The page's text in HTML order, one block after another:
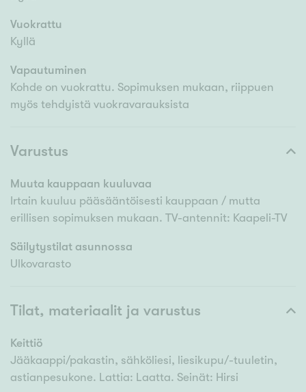
Vuokrattu
Kyllä
Vapautuminen
Kohde on vuokrattu. Sopimuksen mukaan, riippuen
myös tehdyistä vuokravarauksista
Varustus
Muuta kauppaan kuuluvaa
Irtain kuuluu pääsääntöisesti kauppaan / mutta
erillisen sopimuksen mukaan. TV-antennit: Kaapeli-TV
Säilytystilat asunnossa
Ulkovarasto
Tilat, materiaalit ja varustus
Keittiö
Jääkaappi/pakastin, sähköliesi, liesikupu/-tuuletin,
astianpesukone. Lattia: Laatta. Seinät: Hirsi